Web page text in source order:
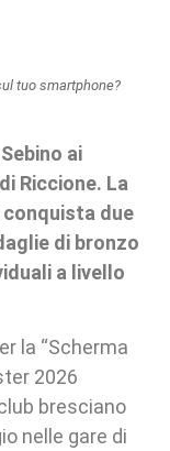
tuo smartphone?
ai
Riccione. La
due
di bronzo
a livello
la “Scherma
2026
bresciano
nelle gare di